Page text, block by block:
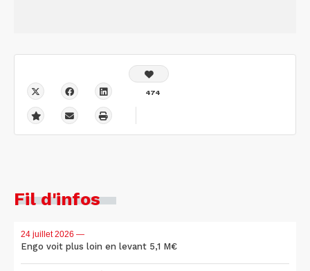
474
Fil d'infos
24 juillet 2026 —
Engo voit plus loin en levant 5,1 M€